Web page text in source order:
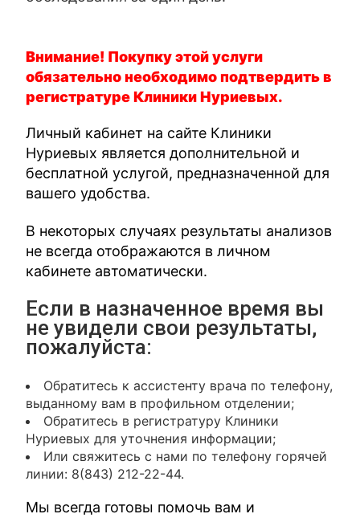
Внимание! Покупку этой услуги
обязательно необходимо подтвердить в
регистратуре Клиники Нуриевых.
Личный кабинет на сайте Клиники
Нуриевых является дополнительной и
бесплатной услугой, предназначенной для
вашего удобства.
В некоторых случаях результаты анализов
не всегда отображаются в личном
кабинете автоматически.
Если в назначенное время вы
не увидели свои результаты,
пожалуйста:
Обратитесь к ассистенту врача по телефону,
выданному вам в профильном отделении;
Обратитесь в регистратуру Клиники
Нуриевых для уточнения информации;
Или свяжитесь с нами по телефону горячей
линии: 8(843) 212-22-44.
Мы всегда готовы помочь вам и